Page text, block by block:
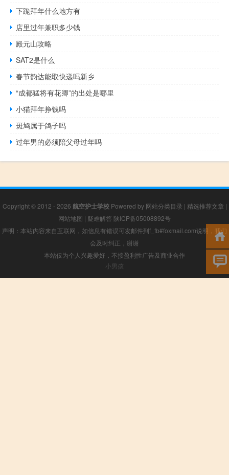
下跪拜年什么地方有
店里过年兼职多少钱
殿元山攻略
SAT2是什么
春节韵达能取快递吗新乡
“成都猛将有花卿”的出处是哪里
小猫拜年挣钱吗
斑鸠属于鸽子吗
过年男的必须陪父母过年吗
Copyright © 2012 - 2026 航空护士学校Powered by 网站分类目录 | 精选推荐文章 |
网站地图 | 疑难解答 陕ICP备05008892号
声明：本站内容来自互联网，如信息有错误可发邮件到f_fb#foxmail.com说明，我们
会及时纠正，谢谢
本站仅为个人兴趣爱好，不接盈利性广告及商业合作
小男孩